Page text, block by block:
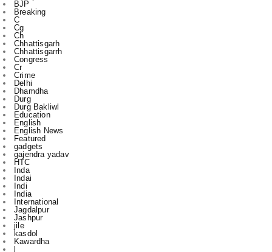
BJP
Breaking
C
Cg
Ch
Chhattisgarh
Chhattisgarrh
Congress
Cr
Crime
Delhi
Dhamdha
Durg
Durg Bakliwl
Education
English
English News
Featured
gadgets
gajendra yadav
HTC
Inda
Indai
Indi
India
International
Jagdalpur
Jashpur
jile
kasdol
Kawardha